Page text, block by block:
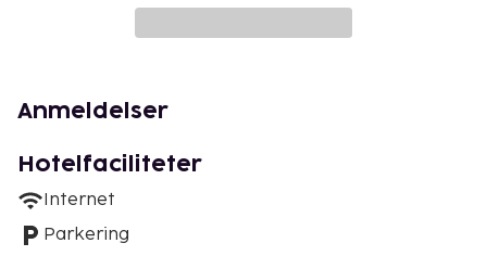
Anmeldelser
Hotelfaciliteter
Internet
Parkering